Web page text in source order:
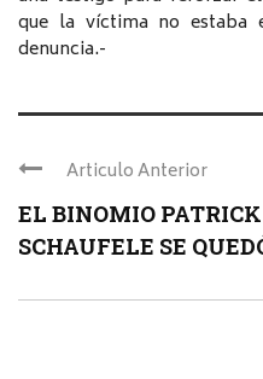
que la víctima no estaba
denuncia.-
Articulo Anterior
EL BINOMIO
SCHAUFELE SE